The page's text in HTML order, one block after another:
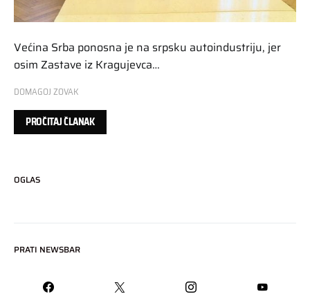
Većina Srba ponosna je na srpsku autoindustriju, jer
osim Zastave iz Kragujevca…
DOMAGOJ ZOVAK
PROČITAJ ČLANAK
OGLAS
PRATI NEWSBAR